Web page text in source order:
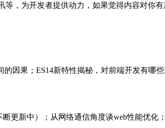
，为开发者提供动力，如果觉得内容对你有
因果；ES14新特性揭秘，对前端开发有哪
更新中）；从网络通信角度谈web性能优化